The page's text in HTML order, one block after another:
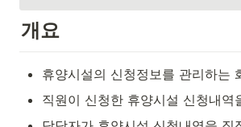
개요
휴양시설의 신청정보를 관리하는
직원이 신청한 휴양시설 신청내역